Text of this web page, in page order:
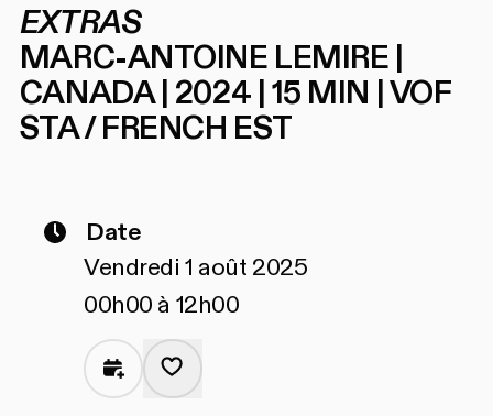
EXTRAS
MARC-ANTOINE LEMIRE |
CANADA | 2024 | 15 MIN | VOF
STA / FRENCH EST
Date
Vendredi 1 août 2025
00h00 à 12h00